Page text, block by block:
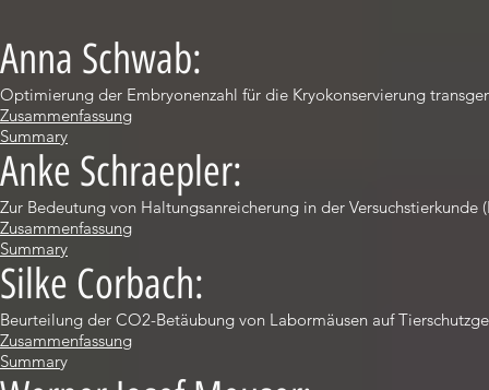
Anna Schwab:
Optimierung der Embryonenzahl für die Kryokonservierung
Zusammenfassung
Summary
Anke Schraepler:
Zur Bedeutung von Haltungsanreicherung in der Versuchstierkunde
Zusammenfassung
Summary
Silke Corbach:
Beurteilung der CO2-Betäubung von Labormäusen auf
Zusammenfassung
Summary